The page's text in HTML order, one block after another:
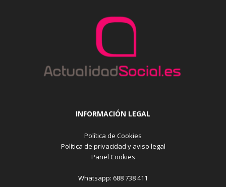
INFORMACIÓN LEGAL
Política de Cookies
Política de privacidad y aviso legal
Panel Cookies
Whatsapp: 688 738 411